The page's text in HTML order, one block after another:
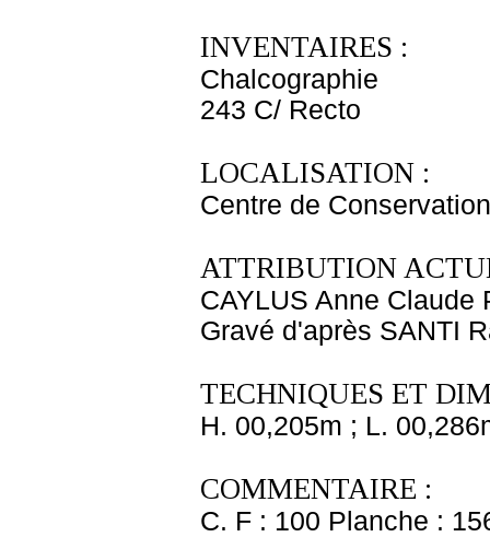
INVENTAIRES :
Chalcographie
243 C/ Recto
LOCALISATION :
Centre de
ATTRIBUTION
CAYLUS Anne Claude
Gravé d'après SANTI
TECHNIQUES ET
H. 00,205m ; L.
COMMENTAIRE :
C. F : 100 Planche :